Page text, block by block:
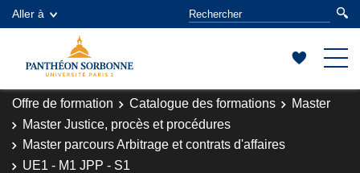
Aller à
Offre de formation Catalogue des formations
Master
Master Justice, procès et procédures
Master parcours Arbitrage et contrats d'affaires
UE1 - M1 JPP - S1